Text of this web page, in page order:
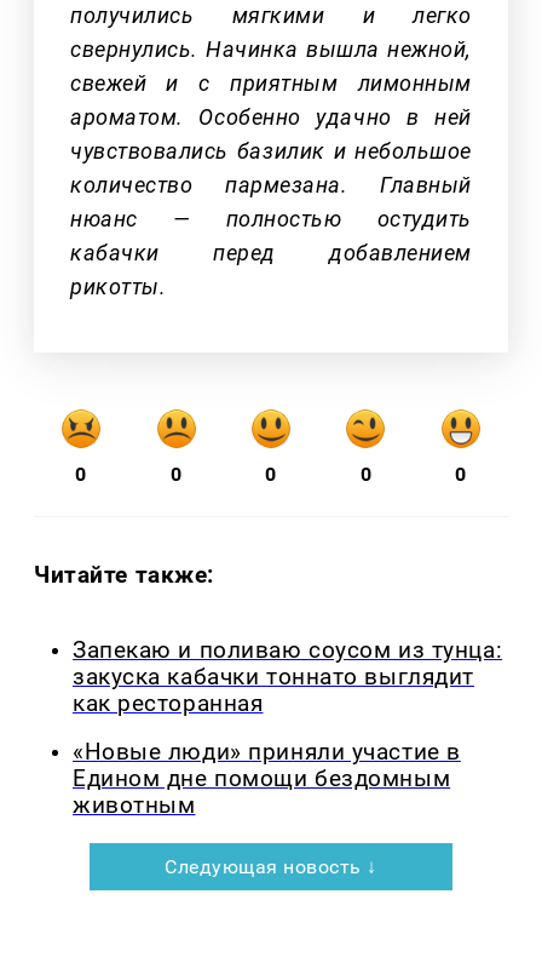
получились мягкими и легко
свернулись. Начинка вышла нежной,
свежей и с приятным лимонным
ароматом. Особенно удачно в ней
чувствовались базилик и небольшое
количество пармезана. Главный
нюанс — полностью остудить
кабачки перед добавлением
рикотты.
0 0 0 0 0
Читайте также:
Запекаю и поливаю соусом из тунца:
закуска кабачки тоннато выглядит
как ресторанная
«Новые люди» приняли участие в
Едином дне помощи бездомным
животным
Следующая новость ↓